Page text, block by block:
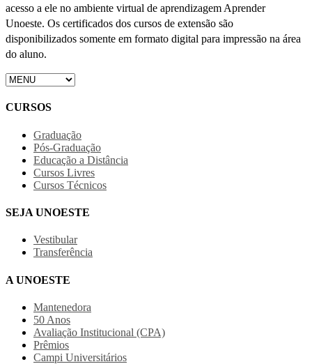
acesso a ele no ambiente virtual de aprendizagem Aprender
Unoeste. Os certificados dos cursos de extensão são
disponibilizados somente em formato digital para impressão na área
do aluno.
CURSOS
Graduação
Pós-Graduação
Educação a Distância
Cursos Livres
Cursos Técnicos
SEJA UNOESTE
Vestibular
Transferência
A UNOESTE
Mantenedora
50 Anos
Avaliação Institucional (CPA)
Prêmios
Campi Universitários